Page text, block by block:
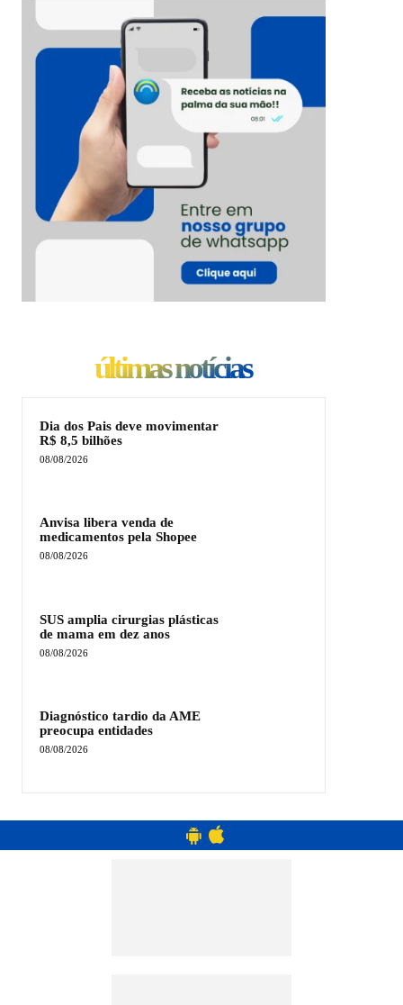
últimas notícias
Dia dos Pais deve movimentar
R$ 8,5 bilhões
08/08/2026
Anvisa libera venda de
medicamentos pela Shopee
08/08/2026
SUS amplia cirurgias plásticas
de mama em dez anos
08/08/2026
Diagnóstico tardio da AME
preocupa entidades
08/08/2026